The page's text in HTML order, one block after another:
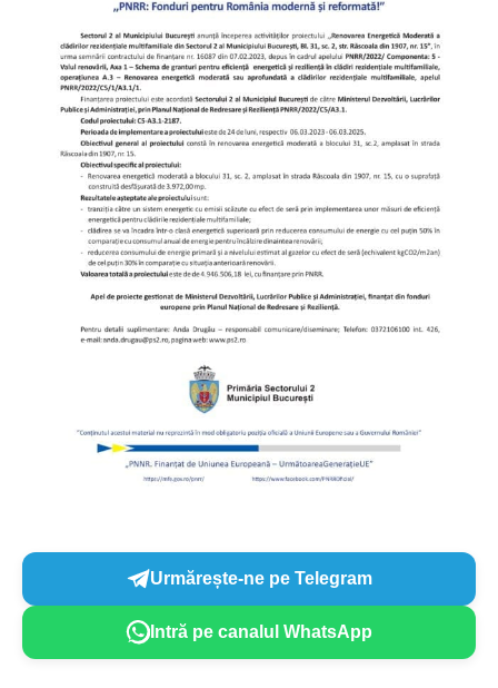
Urmărește-ne pe Telegram
Intră pe canalul WhatsApp